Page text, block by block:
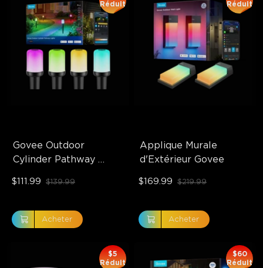
Govee Outdoor
Cylinder Pathway
Réduit
$111.99 $139.99
Acheter
Applique Murale
d'Extérieur Govee
Réduit
$169.99 $219.99
Acheter
$5
Réduit
$60
Réduit